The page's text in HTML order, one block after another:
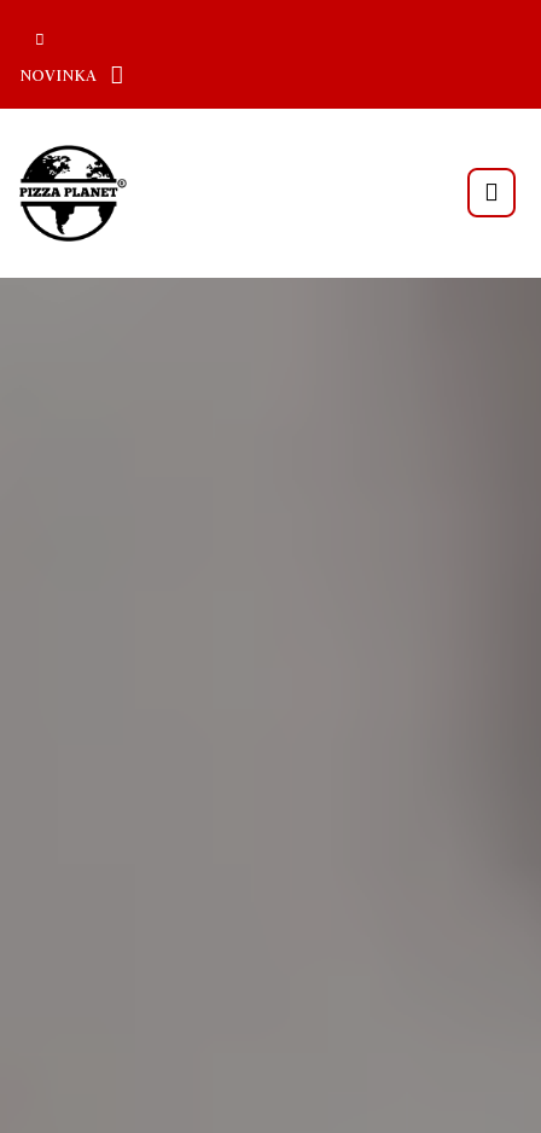
NOVINKA